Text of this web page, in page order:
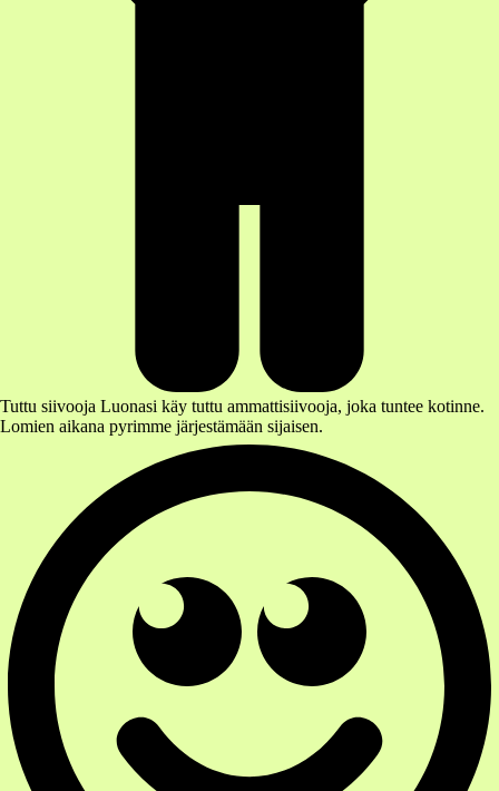
Tuttu siivooja Luonasi käy tuttu ammattisiivooja, joka tuntee kotinne.
Lomien aikana pyrimme järjestämään sijaisen.